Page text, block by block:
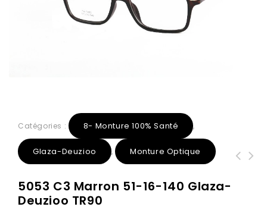
Catégories : 8- Monture 100% Santé ,
Glaza-Deuzioo , Monture Optique
5053 C3 Marron 51-16-140 Glaza-
Deuzioo TR90